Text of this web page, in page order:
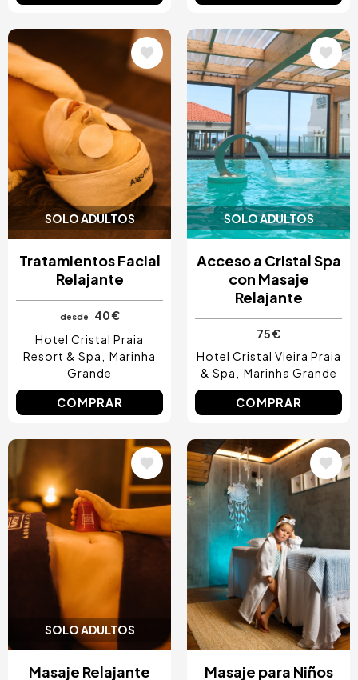
SOLO ADULTOS
Image
Tratamientos Facial
Relajante
desde
40 €
Hotel Cristal Praia
Resort & Spa
Marinha
Grande
COMPRAR
SOLO ADULTOS
Image
Acceso a Cristal Spa
con Masaje
Relajante
75 €
Hotel Cristal Vieira Praia
& Spa
Marinha Grande
COMPRAR
SOLO ADULTOS
Image
Masaje Relajante
Image
Masaje para Niños